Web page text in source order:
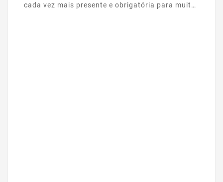
cada vez mais presente e obrigatória para muitas